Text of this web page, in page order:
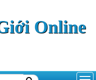
Online